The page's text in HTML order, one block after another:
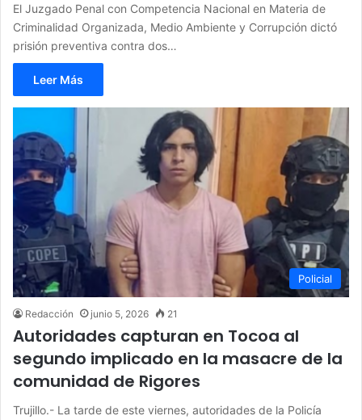
El Juzgado Penal con Competencia Nacional en Materia de
Criminalidad Organizada, Medio Ambiente y Corrupción dictó
prisión preventiva contra dos…
Leer Más
Policial
Redacción junio 5, 2026 21
Autoridades capturan en Tocoa al
segundo implicado en la masacre de la
comunidad de Rigores
Trujillo.- La tarde de este viernes, autoridades de la Policía